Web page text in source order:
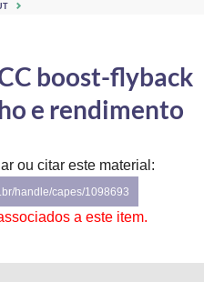
Humanos
boost-flyback
e rendimento
ou citar este material:
handle/capes/1098693
a este item.